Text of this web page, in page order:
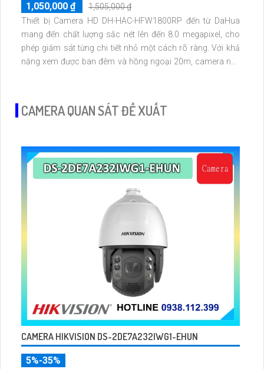
1,050,000 ₫
1,505,000 ₫
Thiết bị Camera HD DH-HAC-HFW1800RP đến từ DaHua
mang đến chất lượng sắc nét lên đến 8.0 megapixel, cho
phép giám sát từng chi tiết nhỏ một cách rõ ràng. Với khả
năng xem được ban đêm và hồng ngoại 20m, camera này
độ bền cao hơn và hình ảnh chất lượng
CAMERA QUAN SÁT ĐỀ XUẤT
CAMERA HIKVISION DS-2DE7A232IWG1-EHUN
5%-35%